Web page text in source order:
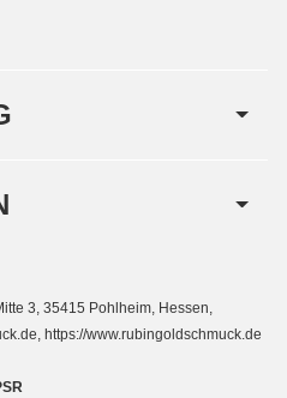
3, 35415 Pohlheim, Hessen,
https://www.rubingoldschmuck.de